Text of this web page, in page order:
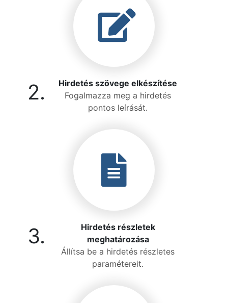
2.
Hirdetés szövege elkészítése
Fogalmazza meg a hirdetés
pontos leírását.
3.
Hirdetés részletek
meghatározása
Állítsa be a hirdetés részletes
paramétereit.